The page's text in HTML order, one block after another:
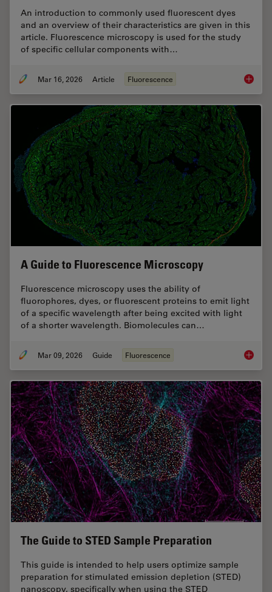
An introduction to commonly used fluorescent dyes
and an overview of their characteristics are given in this
article. Fluorescence microscopy is used for the study
of specific cellular components with…
Mar 16, 2026 Article Fluorescence
A Guide to Fluorescence Microscopy
Fluorescence microscopy uses the ability of
fluorophores, dyes, or fluorescent proteins to emit light
of a specific wavelength after being excited with light
of a shorter wavelength. Biomolecules can…
Mar 09, 2026 Guide Fluorescence A
The Guide to STED Sample Preparation
This guide is intended to help users optimize sample
preparation for stimulated emission depletion (STED)
nanoscopy, specifically when using the STED